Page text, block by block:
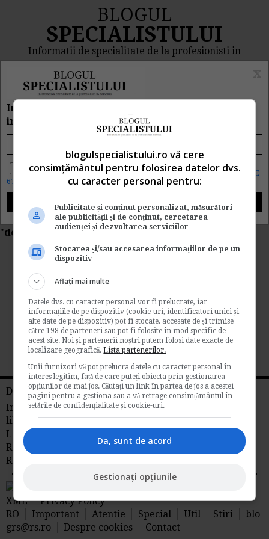
BLOGUL
SPECIALISTULUI
Informatii de specialitate de la profesionisti in
domeniu
MENIU
Rezultat cautare
"declaratii fiscale luna
iunie"
Cautarea facuta dupa cuvantul/sirul de cuvinte
"declaratii fiscale luna iunie" a returnat 1 articole.
Lista completa declaratii
fiscale luna iunie 2014
Pana la 6 iunie 2014 inclusiv: - Declaratia de
mentiuni privind schimbarea perioadei...
Contabilitate si fiscalitate
→Citeste mai departe
Din reteaua RS
Info tva
Fiscalitate Contabilitate
liber
Idei de afaceri
Legislatia Muncii
R&S
Stiri agricole din
Romania
XML
Privacy Policy
RO
Important Atentie Special Util Stiri
blo
grs@rs.ro
Despre cookies Contact
Inscrie e-mailul tau pentru a primi zilnic
informatii despre CE, CAND si CUM s-a intamplat
Da, vreau informatii despre produsele Rentrop&Straton. Sunt de
acord ca datele personale sa fie prelucrate conformRegulamentul UE
679/2016
blogulspecialistului.ro vă cere
consimțământul pentru folosirea datelor dvs.
cu caracter personal pentru:
Publicitate și conținut personalizat, măsurători
ale publicității și de conținut, cercetarea
audienței și dezvoltarea serviciilor
Stocarea și/sau accesarea informațiilor de pe un
dispozitiv
Aflați mai multe
Datele dvs. cu caracter personal vor fi prelucrate, iar
informațiile de pe dispozitiv (cookie-uri, identificatori unici și
alte date de pe dispozitiv) pot fi stocate, accesate de și trimise
către 198 de parteneri sau pot fi folosite în mod specific de
acest site. Noi și partenerii noștri putem folosi date exacte de
localizare geografică.Lista partenerilor.
Unii furnizori vă pot prelucra datele cu caracter personal în
interes legitim, față de care puteți obiecta prin gestionarea
opțiunilor de mai jos. Căutați un link în partea de jos a acestei
pagini pentru a gestiona sau a vă retrage consimțământul în
setările de confidențialitate și cookie-uri.
Da, sunt de acord
Gestionați opțiunile